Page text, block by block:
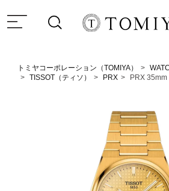
トミヤコーポレーション（TOMIYA）
TISSOT（ティソ）
PRX PRX 35mm